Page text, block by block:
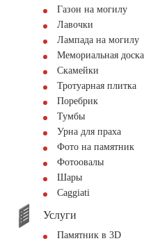
Газон на могилу
Лавочки
Лампада на могилу
Мемориальная доска
Скамейки
Тротуарная плитка
Поребрик
Тумбы
Урна для праха
Фото на памятник
Фотоовалы
Шары
Сaggiati
Услуги
Памятник в 3D